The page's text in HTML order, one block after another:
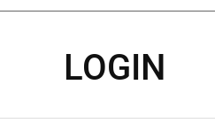
2
LOGIN